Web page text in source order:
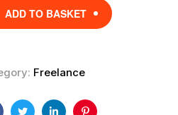
ADD TO BASKET
Freelance